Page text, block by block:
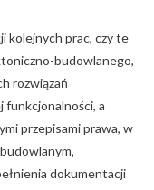
kolejnych prac, czy te
budowlanego,
rozwiązań
funkcjonalności, a
przepisami prawa, w
dokumentacji